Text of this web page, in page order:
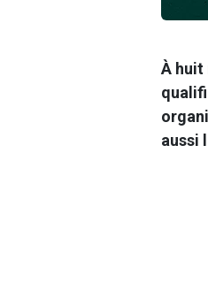
À huit
aussi